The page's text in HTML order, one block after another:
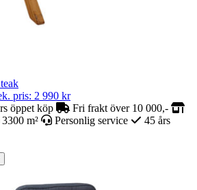
pris: 2 990 kr
öppet köp
Fri frakt över 10 000,-
m²
Personlig service
45 års